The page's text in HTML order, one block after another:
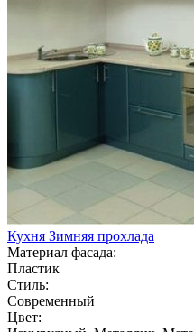
Кухня Зимняя прохлада
Материал фасада:
Пластик
Стиль:
Современный
Цвет: